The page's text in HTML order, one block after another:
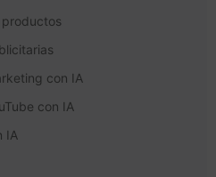
con IA
con IA
IA